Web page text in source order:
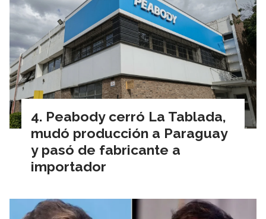
Peabody cerró La Tablada,
mudó producción a Paraguay
y pasó de fabricante a
importador